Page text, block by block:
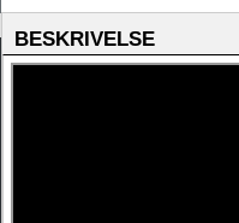
BESKRIVELSE